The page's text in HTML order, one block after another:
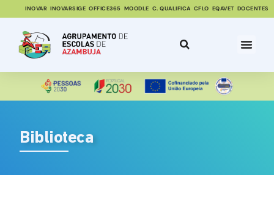
INOVAR INOVARSIGE OFFICE365 MOODLE C. QUALIFICA CFLO EQAVET DOCENTES
Biblioteca